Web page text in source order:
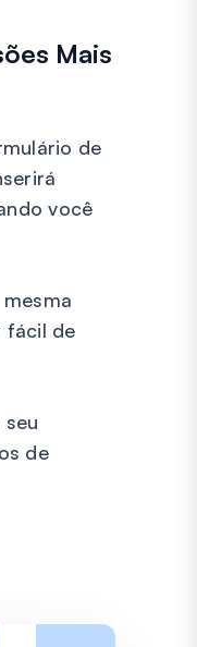
Mais
de
você
fácil de
de